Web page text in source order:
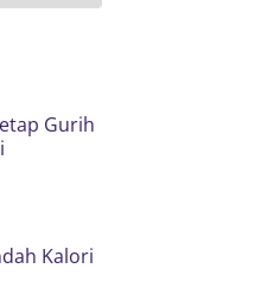
Gurih
Kalori